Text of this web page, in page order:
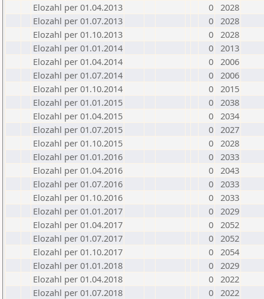
Elozahl per 01.04.2013
0 2028
Elozahl per 01.07.2013
0 2028
Elozahl per 01.10.2013
0 2028
Elozahl per 01.01.2014
0 2013
Elozahl per 01.04.2014
0 2006
Elozahl per 01.07.2014
0 2006
Elozahl per 01.10.2014
0 2015
Elozahl per 01.01.2015
0 2038
Elozahl per 01.04.2015
0 2034
Elozahl per 01.07.2015
0 2027
Elozahl per 01.10.2015
0 2028
Elozahl per 01.01.2016
0 2033
Elozahl per 01.04.2016
0 2043
Elozahl per 01.07.2016
0 2033
Elozahl per 01.10.2016
0 2033
Elozahl per 01.01.2017
0 2029
Elozahl per 01.04.2017
0 2052
Elozahl per 01.07.2017
0 2052
Elozahl per 01.10.2017
0 2054
Elozahl per 01.01.2018
0 2029
Elozahl per 01.04.2018
0 2022
Elozahl per 01.07.2018
0 2022